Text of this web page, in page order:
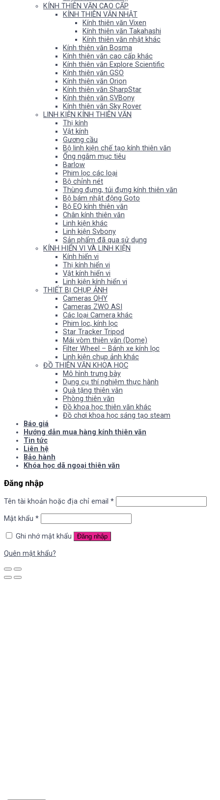
KÍNH THIÊN VĂN CAO CẤP
KÍNH THIÊN VĂN NHẬT
Kính thiên văn Vixen
Kính thiên văn Takahashi
Kính thiên văn nhật khác
Kính thiên văn Bosma
Kính thiên văn cao cấp khác
Kính thiên văn Explore Scientific
Kính thiên văn GSO
Kính thiên văn Orion
Kính thiên văn SharpStar
Kính thiên văn SVBony
Kính thiên văn Sky Rover
LINH KIỆN KÍNH THIÊN VĂN
Thị kính
Vật kính
Gương cầu
Bộ linh kiện chế tạo kính thiên văn
Ống ngắm mục tiêu
Barlow
Phim lọc các loại
Bộ chỉnh nét
Thùng đựng, túi đựng kính thiên văn
Bộ bám nhật động Goto
Bộ EQ kính thiên văn
Chân kính thiên văn
Linh kiện khác
Linh kiện Svbony
Sản phẩm đã qua sử dụng
KÍNH HIỂN VI VÀ LINH KIỆN
Kính hiển vi
Thị kính hiển vi
Vật kính hiển vi
Linh kiện kính hiển vi
THIẾT BỊ CHỤP ẢNH
Cameras QHY
Cameras ZWO ASI
Các loại Camera khác
Phim lọc, kính lọc
Star Tracker Tripod
Mái vòm thiên văn (Dome)
Filter Wheel – Bánh xe kính lọc
Linh kiện chụp ảnh khác
ĐỒ THIÊN VĂN KHOA HỌC
Mô hình trưng bày
Dụng cụ thí nghiệm thực hành
Quà tặng thiên văn
Phòng thiên văn
Đồ khoa học thiên văn khác
Đồ chơi khoa học sáng tạo steam
Báo giá
Hướng dẫn mua hàng kính thiên văn
Tin tức
Liên hệ
Bảo hành
Khóa học dã ngoại thiên văn
Đăng nhập
Tên tài khoản hoặc địa chỉ email *
Mật khẩu *
Ghi nhớ mật khẩu Đăng nhập
Quên mật khẩu?